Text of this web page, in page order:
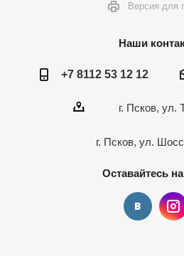
Версия для
Наши
+7 8112 53 12 12
г. Псков, ул.
г. Псков, ул.
Оставайтесь